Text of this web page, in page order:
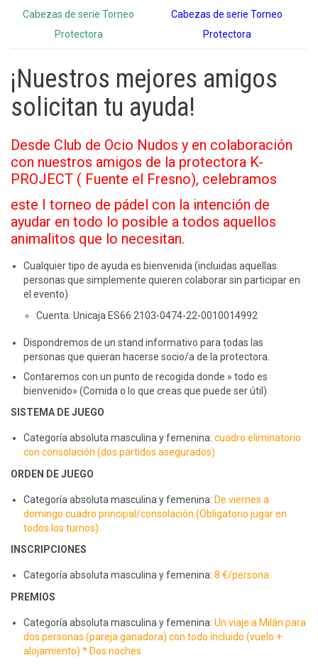
Cabezas de serie Torneo
Protectora
Cabezas de serie Torneo
Protectora
¡Nuestros mejores amigos
solicitan tu ayuda!
Desde Club de Ocio Nudos y en colaboración
con nuestros amigos de la protectora K-
PROJECT ( Fuente el Fresno), celebramos
este I torneo de pádel con la intención de
ayudar en todo lo posible a todos aquellos
animalitos que lo necesitan.
Cualquier tipo de ayuda es bienvenida (incluidas aquellas
personas que simplemente quieren colaborar sin participar en
el evento)
Cuenta: Unicaja ES66 2103-0474-22-0010014992
Dispondremos de un stand informativo para todas las
personas que quieran hacerse socio/a de la protectora.
Contaremos con un punto de recogida donde » todo es
bienvenido» (Comida o lo que creas que puede ser útil)
SISTEMA DE JUEGO
Categoría absoluta masculina y femenina:cuadro eliminatorio
con consolación (dos partidos asegurados)
ORDEN DE JUEGO
Categoría absoluta masculina y femenina: De viernes a
domingo cuadro principal/consolación.(Obligatorio jugar en
todos los turnos)
INSCRIPCIONES
Categoría absoluta masculina y femenina:8 €/persona.
PREMIOS
Categoría absoluta masculina y femenina:Un viaje a Milán para
dos personas (pareja ganadora) con todo incluido (vuelo +
alojamiento) * Dos noches